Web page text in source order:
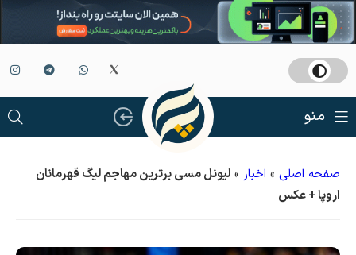
منو
صفحه اصلی » اخبار » لیونل مسی برترین مهاجم لیگ قهرمانان
اروپا + عکس